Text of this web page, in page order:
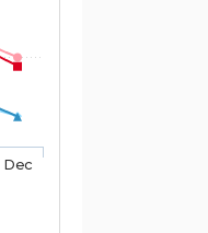
Dec